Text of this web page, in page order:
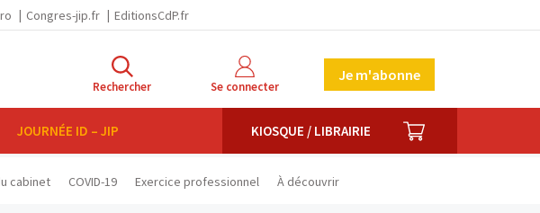
Congres-jip.fr EditionsCdP.fr
Rechercher Se connecter
Je m'abonne
JOURNÉE ID – JIP KIOSQUE / LIBRAIRIE PANIER
cabinet COVID-19 Exercice professionnel À découvrir